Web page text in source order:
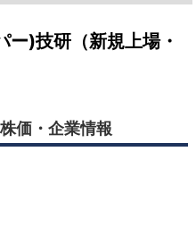
ー)技研（新規上場・
価・企業情報